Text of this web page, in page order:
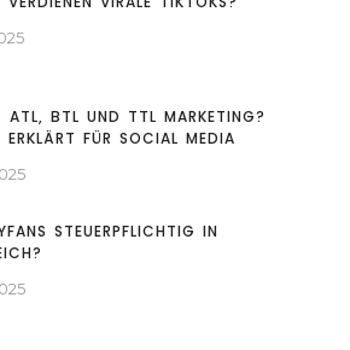
ATL, BTL UND TTL MARKETING?
ERKLÄRT FÜR SOCIAL MEDIA
STEUERPFLICHTIG IN